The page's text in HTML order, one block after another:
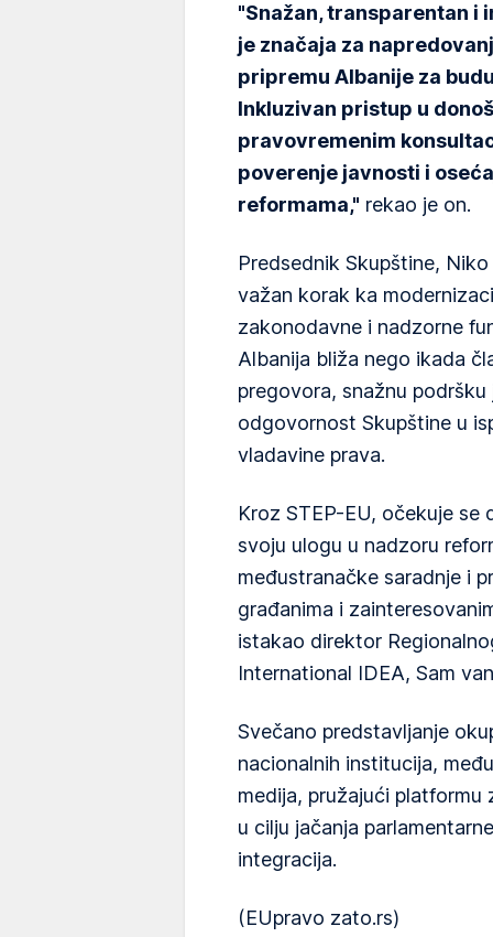
"Snažan, transparentan i
je značaja za
pripremu Albanije za
Inkluzivan pristup u
pravovremenim
poverenje javnosti i
reformama," rekao je on.
Predsednik Skupštine,
važan korak ka
zakonodavne i nadzorne
Albanija bliža nego ikada
pregovora, snažnu
odgovornost Skupštine u
vladavine prava.
Kroz STEP-EU, očekuje
svoju ulogu u nadzoru
međustranačke saradnje i
građanima i
istakao direktor
International IDEA, Sam
Svečano predstavljanje
nacionalnih institucija,
medija, pružajući platformu
u cilju jačanja
integracija.
(EUpravo zato.rs)